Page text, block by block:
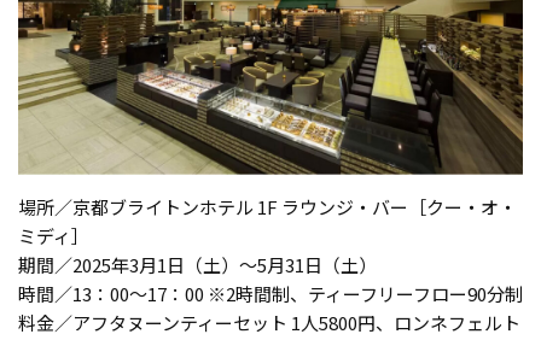
場所／京都ブライトンホテル 1F ラウンジ・バー［クー・オ・
ミディ］
期間／2025年3月1日（土）～5月31日（土）
時間／13：00〜17：00 ※2時間制、ティーフリーフロー90分制
料金／アフタヌーンティーセット 1人5800円、ロンネフェルト